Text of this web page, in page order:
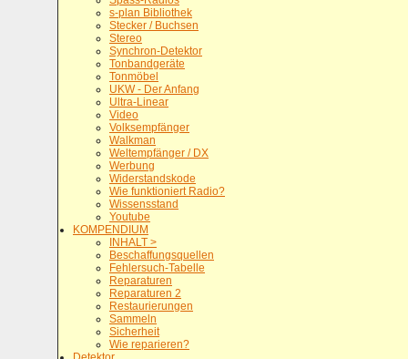
s-plan Bibliothek
Stecker / Buchsen
Stereo
Synchron-Detektor
Tonbandgeräte
Tonmöbel
UKW - Der Anfang
Ultra-Linear
Video
Volksempfänger
Walkman
Weltempfänger / DX
Werbung
Widerstandskode
Wie funktioniert Radio?
Wissensstand
Youtube
KOMPENDIUM
INHALT >
Beschaffungsquellen
Fehlersuch-Tabelle
Reparaturen
Reparaturen 2
Restaurierungen
Sammeln
Sicherheit
Wie reparieren?